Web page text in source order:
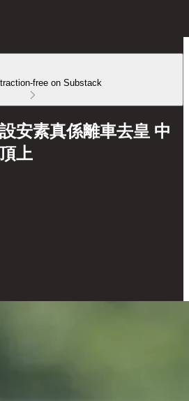
free on Substack
安素真係離車去皇 中
上